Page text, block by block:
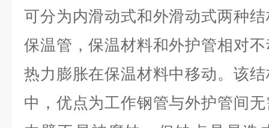
可分为内滑动式和外滑动式两种
保温管，保温材料和外护管相对
热力膨胀在保温材料中移动。该
中，优点为工作钢管与外护管间